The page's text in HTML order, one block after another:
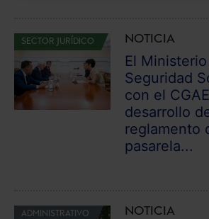
Saber más acerca de las cookies
SECTOR JURÍDICO NOTICIA
El
Seguridad
con el
desarrollo
reglamento
pasarela...
ADMINISTRATIVO NOTICIA